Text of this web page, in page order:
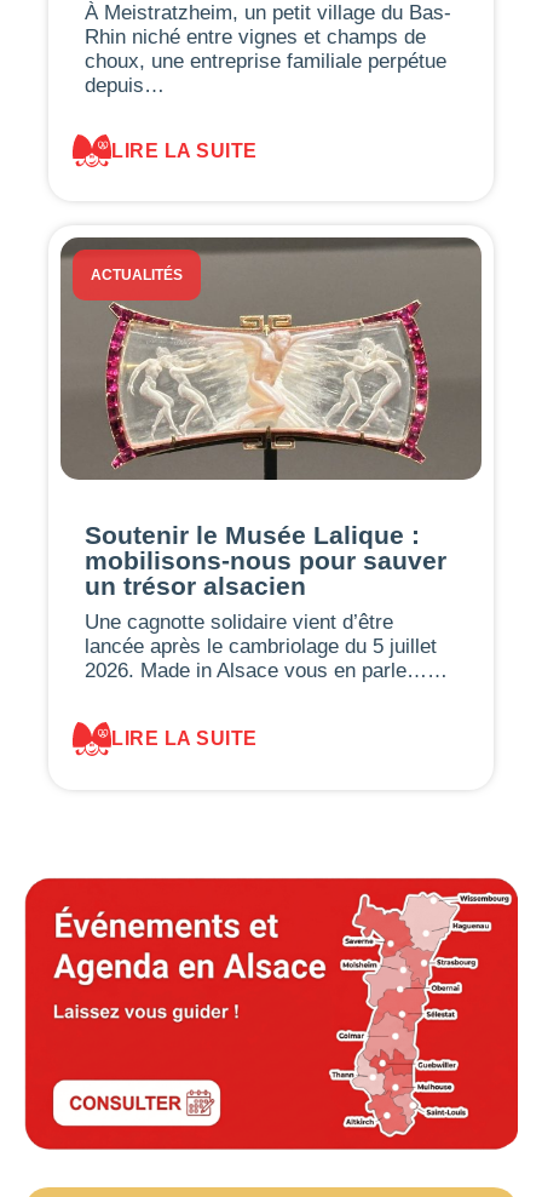
À Meistratzheim, un petit village du Bas-
Rhin niché entre vignes et champs de
choux, une entreprise familiale perpétue
depuis…
LIRE LA SUITE
ACTUALITÉS
Soutenir le Musée Lalique :
mobilisons-nous pour sauver
un trésor alsacien
Une cagnotte solidaire vient d’être
lancée après le cambriolage du 5 juillet
2026. Made in Alsace vous en parle……
LIRE LA SUITE